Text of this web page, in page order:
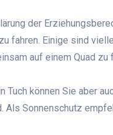
der
fahren. Einige sind
auf einem Quad zu
Tuch können Sie aber
Als Sonnenschutz